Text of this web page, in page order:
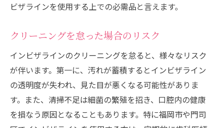
ビザラインを使用する上での必需品と言えます。
クリーニングを怠った場合のリスク
インビザラインのクリーニングを怠ると、様々なリスク
が伴います。第一に、汚れが蓄積するとインビザライン
の透明度が失われ、見た目が悪くなる可能性がありま
す。また、清掃不足は細菌の繁殖を招き、口腔内の健康
を損なう原因となることもあります。特に福岡市や門司